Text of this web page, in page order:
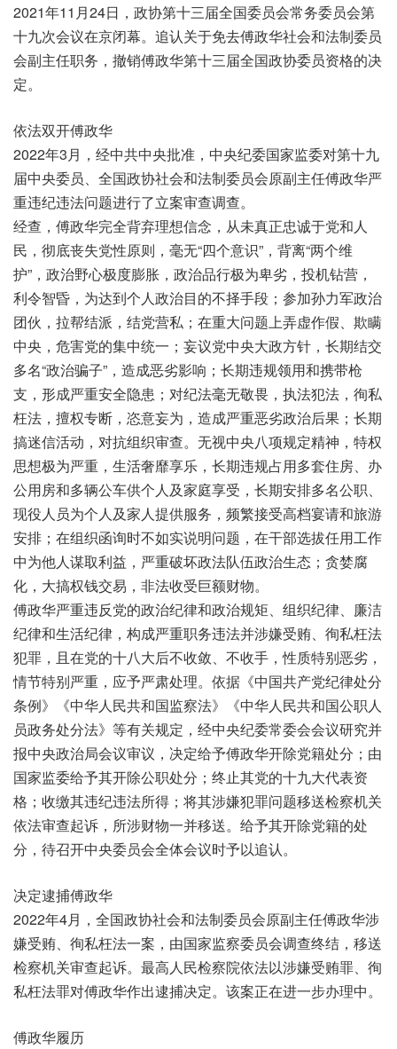
2021年11月24日，政协第十三届全国委员会常务委员会第
十九次会议在京闭幕。追认关于免去傅政华社会和法制委员
会副主任职务，撤销傅政华第十三届全国政协委员资格的决
定。
依法双开傅政华
2022年3月，经中共中央批准，中央纪委国家监委对第十九
届中央委员、全国政协社会和法制委员会原副主任傅政华严
重违纪违法问题进行了立案审查调查。
经查，傅政华完全背弃理想信念，从未真正忠诚于党和人
民，彻底丧失党性原则，毫无“四个意识”，背离“两个维
护”，政治野心极度膨胀，政治品行极为卑劣，投机钻营，
利令智昏，为达到个人政治目的不择手段；参加孙力军政治
团伙，拉帮结派，结党营私；在重大问题上弄虚作假、欺瞒
中央，危害党的集中统一；妄议党中央大政方针，长期结交
多名“政治骗子”，造成恶劣影响；长期违规领用和携带枪
支，形成严重安全隐患；对纪法毫无敬畏，执法犯法，徇私
枉法，擅权专断，恣意妄为，造成严重恶劣政治后果；长期
搞迷信活动，对抗组织审查。无视中央八项规定精神，特权
思想极为严重，生活奢靡享乐，长期违规占用多套住房、办
公用房和多辆公车供个人及家庭享受，长期安排多名公职、
现役人员为个人及家人提供服务，频繁接受高档宴请和旅游
安排；在组织函询时不如实说明问题，在干部选拔任用工作
中为他人谋取利益，严重破坏政法队伍政治生态；贪婪腐
化，大搞权钱交易，非法收受巨额财物。
傅政华严重违反党的政治纪律和政治规矩、组织纪律、廉洁
纪律和生活纪律，构成严重职务违法并涉嫌受贿、徇私枉法
犯罪，且在党的十八大后不收敛、不收手，性质特别恶劣，
情节特别严重，应予严肃处理。依据《中国共产党纪律处分
条例》《中华人民共和国监察法》《中华人民共和国公职人
员政务处分法》等有关规定，经中央纪委常委会会议研究并
报中央政治局会议审议，决定给予傅政华开除党籍处分；由
国家监委给予其开除公职处分；终止其党的十九大代表资
格；收缴其违纪违法所得；将其涉嫌犯罪问题移送检察机关
依法审查起诉，所涉财物一并移送。给予其开除党籍的处
分，待召开中央委员会全体会议时予以追认。
决定逮捕傅政华
2022年4月，全国政协社会和法制委员会原副主任傅政华涉
嫌受贿、徇私枉法一案，由国家监察委员会调查终结，移送
检察机关审查起诉。最高人民检察院依法以涉嫌受贿罪、徇
私枉法罪对傅政华作出逮捕决定。该案正在进一步办理中。
傅政华履历